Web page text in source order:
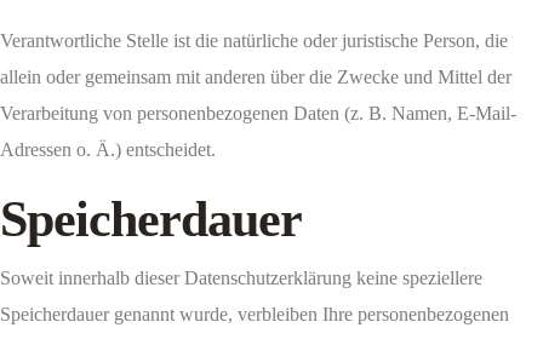
Verantwortliche Stelle ist die natürliche oder juristische Person, die
allein oder gemeinsam mit anderen über die Zwecke und Mittel der
Verarbeitung von personenbezogenen Daten (z. B. Namen, E-Mail-
Adressen o. Ä.) entscheidet.
Speicherdauer
Soweit innerhalb dieser Datenschutzerklärung keine speziellere
Speicherdauer genannt wurde, verbleiben Ihre personenbezogenen